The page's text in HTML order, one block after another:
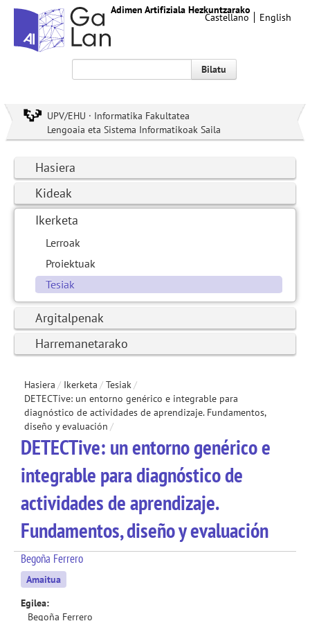
Adimen Artifiziala Hezkuntzarako
Castellano English
Bilatu
UPV/EHU · Informatika Fakultatea
Lengoaia eta Sistema Informatikoak Saila
Hasiera
Kideak
Ikerketa
Lerroak
Proiektuak
Tesiak
Argitalpenak
Harremanetarako
Hasiera / Ikerketa / Tesiak/
DETECTive: un entorno genérico e integrable para
diagnóstico de actividades de aprendizaje. Fundamentos,
diseño y evaluación /
DETECTive: un entorno genérico e
integrable para diagnóstico de
actividades de aprendizaje.
Fundamentos, diseño y evaluación
Begoña Ferrero
Amaitua
Egilea:
Begoña Ferrero